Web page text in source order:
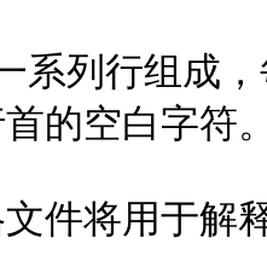
列行组成，
的空白字符
文件将用于解